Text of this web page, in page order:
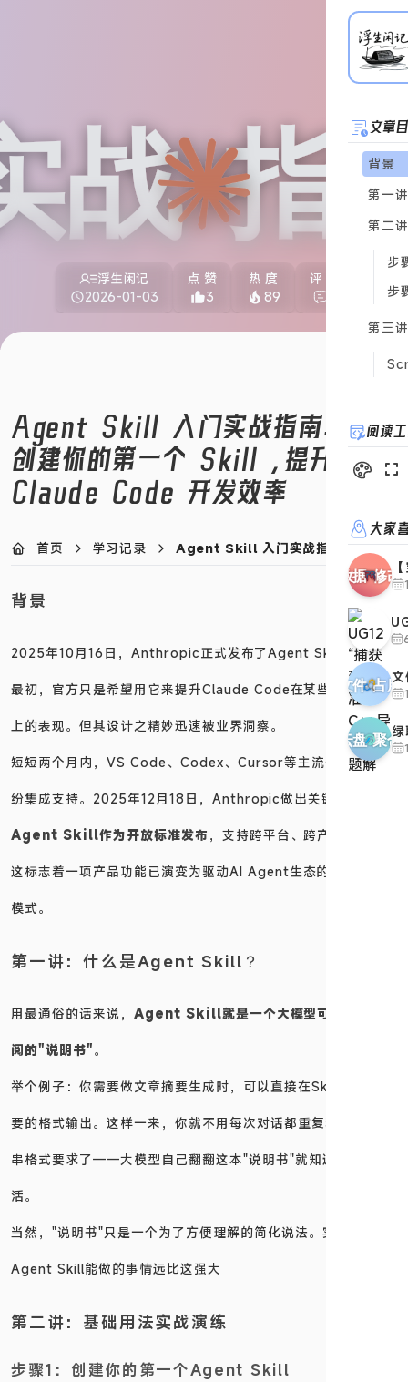
浮生闲记
2026-01-03
点 赞
3
热 度
89
评 论
Agent Skill 入门实战指南：从零
创建你的第一个 Skill ，提升
Claude Code 开发效率
首页 学习记录 Agent Skill 入门实战指南：从零创
背景
2025年10月16日，Anthropic正式发布了Agent Skill 技术。
最初，官方只是希望用它来提升Claude Code在某些特定任务
上的表现。但其设计之精妙迅速被业界洞察。
短短两个月内，VS Code、Codex、Cursor等主流开发工具纷
纷集成支持。2025年12月18日，Anthropic做出关键决策：
Agent Skill作为开放标准发布 ，支持跨平台、跨产品调用。
这标志着一项产品功能已演变为驱动AI Agent生态的通用设计
模式。
第一讲：什么是Agent Skill？
用最通俗的话来说， Agent Skill就是一个大模型可以随时翻
阅的"说明书"。
举个例子：你需要做文章摘要生成时，可以直接在Skill里规定摘
要的格式输出。这样一来，你就不用每次对话都重复粘贴那一长
串格式要求了——大模型自己翻翻这本"说明书"就知道该怎么干
活。
当然，"说明书"只是一个为了方便理解的简化说法。实际上，
Agent Skill能做的事情远比这强大
第二讲：基础用法实战演练
步骤1：创建你的第一个Agent Skill
文章
背景
第一
第二
步
步
第三
阅读
大家